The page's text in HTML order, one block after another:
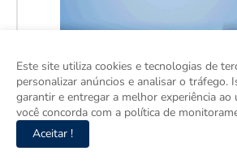
Este site utiliza cookies e tecnologias de
personalizar anúncios e analisar o tráfego.
garantir e entregar a melhor experiência ao
você concorda com a política de
Aceitar !